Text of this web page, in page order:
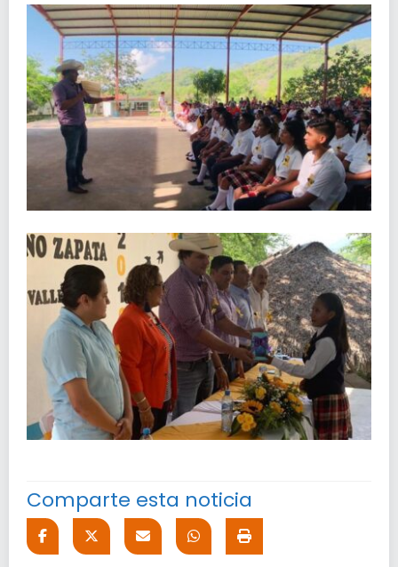
Comparte esta noticia